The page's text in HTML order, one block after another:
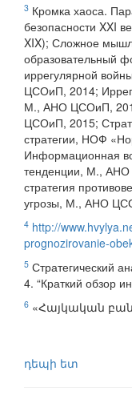
3 Кромка хаоса.
безопасности XXI
XIX); Сложное
образовательный
иррегулярной
ЦСОиП, 2014;
М., АНО ЦСОиП,
ЦСОиП, 2015;
стратегии, НОФ
Информационная
тенденции, М., АНО
стратегия
угрозы, М., АНО
4 http://
prognozirovanie-
5 Стратегический
4. “Краткий обзор
6 «Հայկական
դեպի ետ